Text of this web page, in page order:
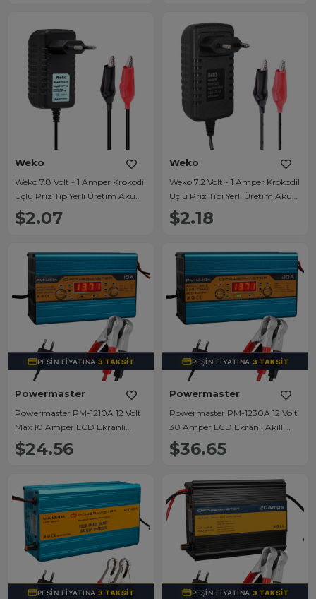
Weko
Weko 7.8 Volt - 1 Amper Krokodil
Uçlu Priz Tip Yerli Üretim Akü
Şarj Adaptörü
$2.07
Weko
Weko 7.2 Volt - 1 Amper Krokodil
Uçlu Priz Tipi Yerli Üretim Akü
Şarj Adaptörü
$2.18
PEŞIN FIYATINA3 TAKSIT
Powermaster
Powermaster PM-1210A 12 Volt
Max 10 Amper LCD Ekranlı
Akıllı Akü Şarj Cihazı
$24.56
PEŞIN FIYATINA3 TAKSIT
Powermaster
Powermaster PM-1230A 12 Volt
30 Amper LCD Ekranlı Akıllı
Akü Şarj Cihazı
$36.65
PEŞIN FIYATINA3 TAKSIT PEŞIN FIYATINA3 TAKSIT